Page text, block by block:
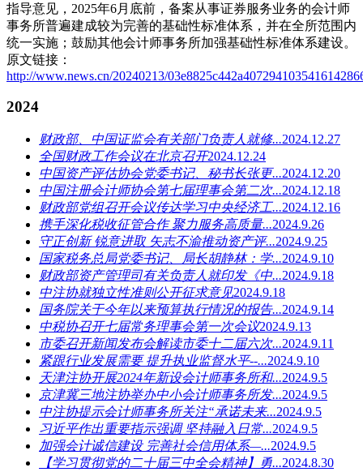
指导意见，2025年6月底前，备案从事证券服务业务的会计师
事务所普遍建成较为完善的基础性标准体系，并在全所范围内
统一实施；鼓励其他会计师事务所加强基础性标准体系建设。
原文链接：
http://www.news.cn/20240213/
2024
财政部、中国证监会有关部门负责人就修...2024.12.27
全国财政工作会议在北京召开2024.12.24
中国资产评估协会党委书记、秘书长张更...2024.12.20
中国注册会计师协会第七届理事会第二次...2024.12.18
财政部党组召开会议传达学习中央经济工...2024.12.16
携手深化税收征管合作 聚力服务高质量...2024.9.26
守正创新 锐意进取 矢志不渝推动资产评...2024.9.25
国家税务总局党委书记、局长胡静林：学...2024.9.10
财政部资产管理司有关负责人就印发《中...2024.9.18
中注协就独立性准则公开征求意见2024.9.18
国务院关于今年以来预算执行情况的报告...2024.9.14
中税协召开七届常务理事会第一次会议2024.9.13
市委召开新闻发布会解读市委十二届六次...2024.9.11
紧跟行业发展需要 提升执业监督水平--...2024.9.10
天津注协开展2024年新设会计师事务所和...2024.9.5
京津冀三地注协举办中小会计师事务所发...2024.9.5
中注协提示会计师事务所关注“承诺未来...2024.9.5
习近平作出重要指示强调 坚持融入日常...2024.9.5
加强会计诚信建设 完善社会信用体系—...2024.9.5
【学习贯彻党的二十届三中全会精神】勇...2024.8.30